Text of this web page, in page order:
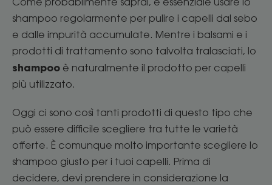
shampoo regolarmente per pulire i capelli dal sebo
e dalle impurità accumulate. Mentre i balsami e i
prodotti di trattamento sono talvolta tralasciati, lo
shampoo è naturalmente il prodotto per capelli
più utilizzato.
Oggi ci sono così tanti prodotti di questo tipo che
può essere difficile scegliere tra tutte le varietà
offerte. È comunque molto importante scegliere lo
shampoo giusto per i tuoi capelli. Prima di
decidere, devi prendere in considerazione la